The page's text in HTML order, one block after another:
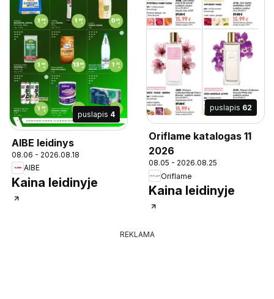
puslapis 4
AIBE leidinys
08.06 - 2026.08.18
AIBE
Kaina leidinyje
puslapis 62
Oriflame katalogas 11
2026
08.05 - 2026.08.25
Oriflame
Kaina leidinyje
REKLAMA